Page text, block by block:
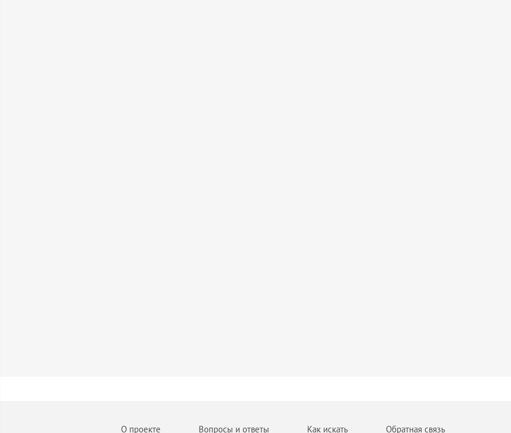
О проекте Вопросы и ответы Как искать Обратная связь